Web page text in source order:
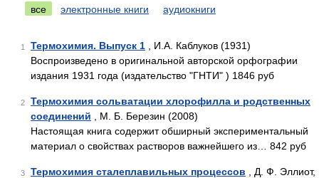
все
электронные книги аудиокниги
1 Термохимия. Выпуск 1 , И.А. Каблуков (1931)
Воспроизведено в оригинальной авторской орфографии
издания 1931 года (издательство "ГНТИ" ) 1846 руб
2
Термохимия сольватации хлорофилла и родственных
соединений , М. Б. Березин (2008)
Настоящая книга содержит обширный экспериментальный
материал о свойствах растворов важнейшего из… 842 руб
3 Термохимия сталеплавильных процессов , Д. Ф. Эллиот,